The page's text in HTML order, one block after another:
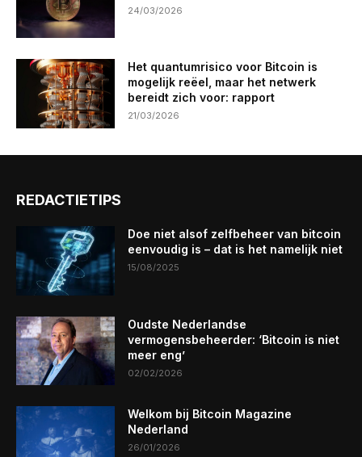
24/03/2026
Het quantumrisico voor Bitcoin is
mogelijk reëel, maar het netwerk
bereidt zich voor: rapport
21/03/2026
REDACTIETIPS
Doe niet alsof zelfbeheer van bitcoin
eenvoudig is – dat is het namelijk niet
15/08/2025
Oudste Nederlandse
vermogensbeheerder: ‘Bitcoin is niet
meer eng’
02/02/2026
Welkom bij Bitcoin Magazine
Nederland
26/01/2026